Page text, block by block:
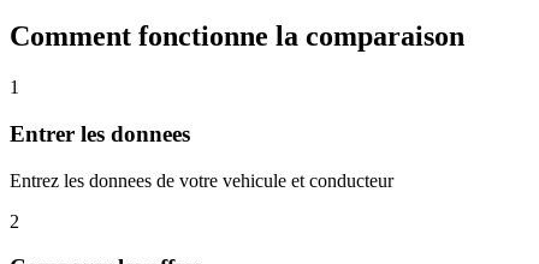
Comment fonctionne la comparaison
1
Entrer les donnees
Entrez les donnees de votre vehicule et conducteur
2